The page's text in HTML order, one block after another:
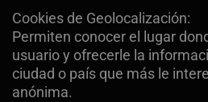
Cookies de Geolocalización:
Permiten conocer el lugar
usuario y ofrecerle la
ciudad o país que más le
anónima.